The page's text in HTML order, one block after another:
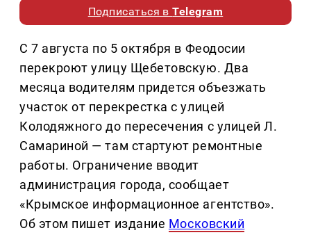
Подписаться вTelegram
С 7 августа по 5 октября в Феодосии
перекроют улицу Щебетовскую. Два
месяца водителям придется объезжать
участок от перекрестка с улицей
Колодяжного до пересечения с улицей Л.
Самариной — там стартуют ремонтные
работы. Ограничение вводит
администрация города, сообщает
«Крымское информационное агентство».
Об этом пишет издание Московский